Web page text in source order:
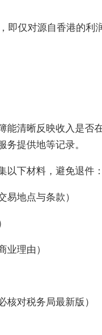
即仅对源自香港的
能清晰反映收入是否
务提供地等记录。
以下材料，避免退件：
易地点与条款）
业理由）
核对税务局最新版）